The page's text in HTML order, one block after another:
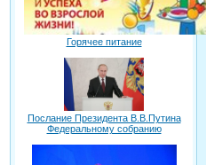
Горячее питание
Послание Президента В.В.Путина
Федеральному собранию